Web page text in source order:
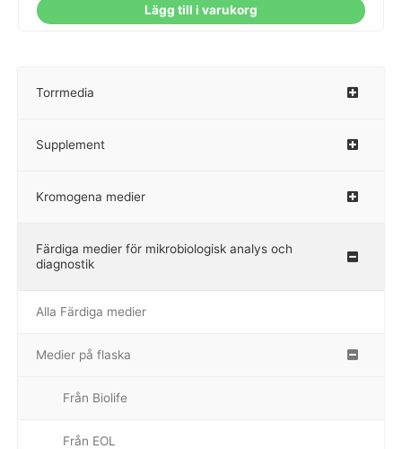
Lägg till i varukorg
Torrmedia
–
Supplement
–
Kromogena medier
–
Färdiga medier för mikrobiologisk analys och
diagnostik
Alla Färdiga medier
Medier på flaska
–
Från Biolife
–
Från EOL
–